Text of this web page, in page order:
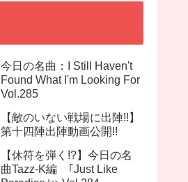
今日の名曲：I Still Haven't
Found What I'm Looking For
Vol.285
【敵のいない戦場に出陣!!】
第十四陣出陣動画公開!!
【休符を弾く!?】今日の名
曲Tazz-K編 ｢Just Like